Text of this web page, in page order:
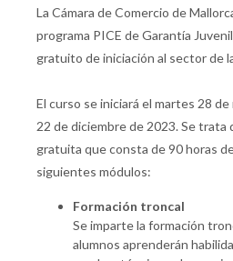
La Cámara de Comercio de
programa PICE de Garantía
gratuito de iniciación al sector de
El curso se iniciará el martes 28
22 de diciembre de 2023. Se trata
gratuita que consta de 90 horas
siguientes módulos:
Formación troncal
Se imparte la formación
alumnos aprenderán